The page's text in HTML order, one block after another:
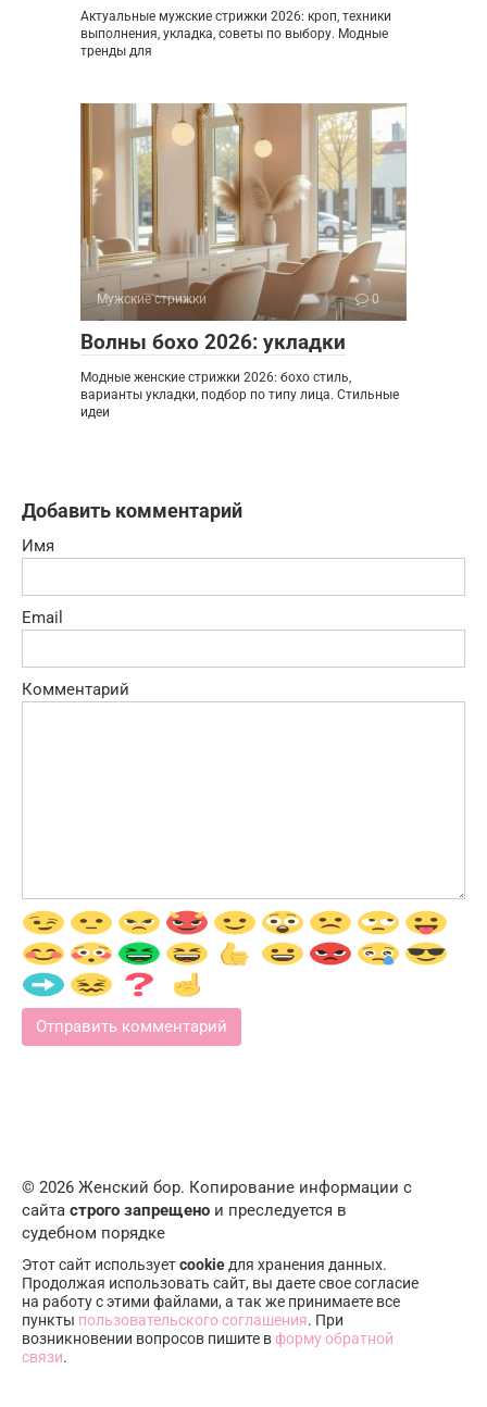
Актуальные мужские стрижки 2026: кроп, техники
выполнения, укладка, советы по выбору. Модные
тренды для
Мужские стрижки 0
Волны бохо 2026: укладки
Модные женские стрижки 2026: бохо стиль,
варианты укладки, подбор по типу лица. Стильные
идеи
Добавить комментарий
Имя
Email
Комментарий
© 2026 Женский бор. Копирование информации с
сайта строго запрещено и преследуется в
судебном порядке
Этот сайт используетcookie для хранения данных.
Продолжая использовать сайт, вы даете свое согласие
на работу с этими файлами, а так же принимаете все
пункты пользовательского соглашения. При
возникновении вопросов пишите вформу обратной
связи.